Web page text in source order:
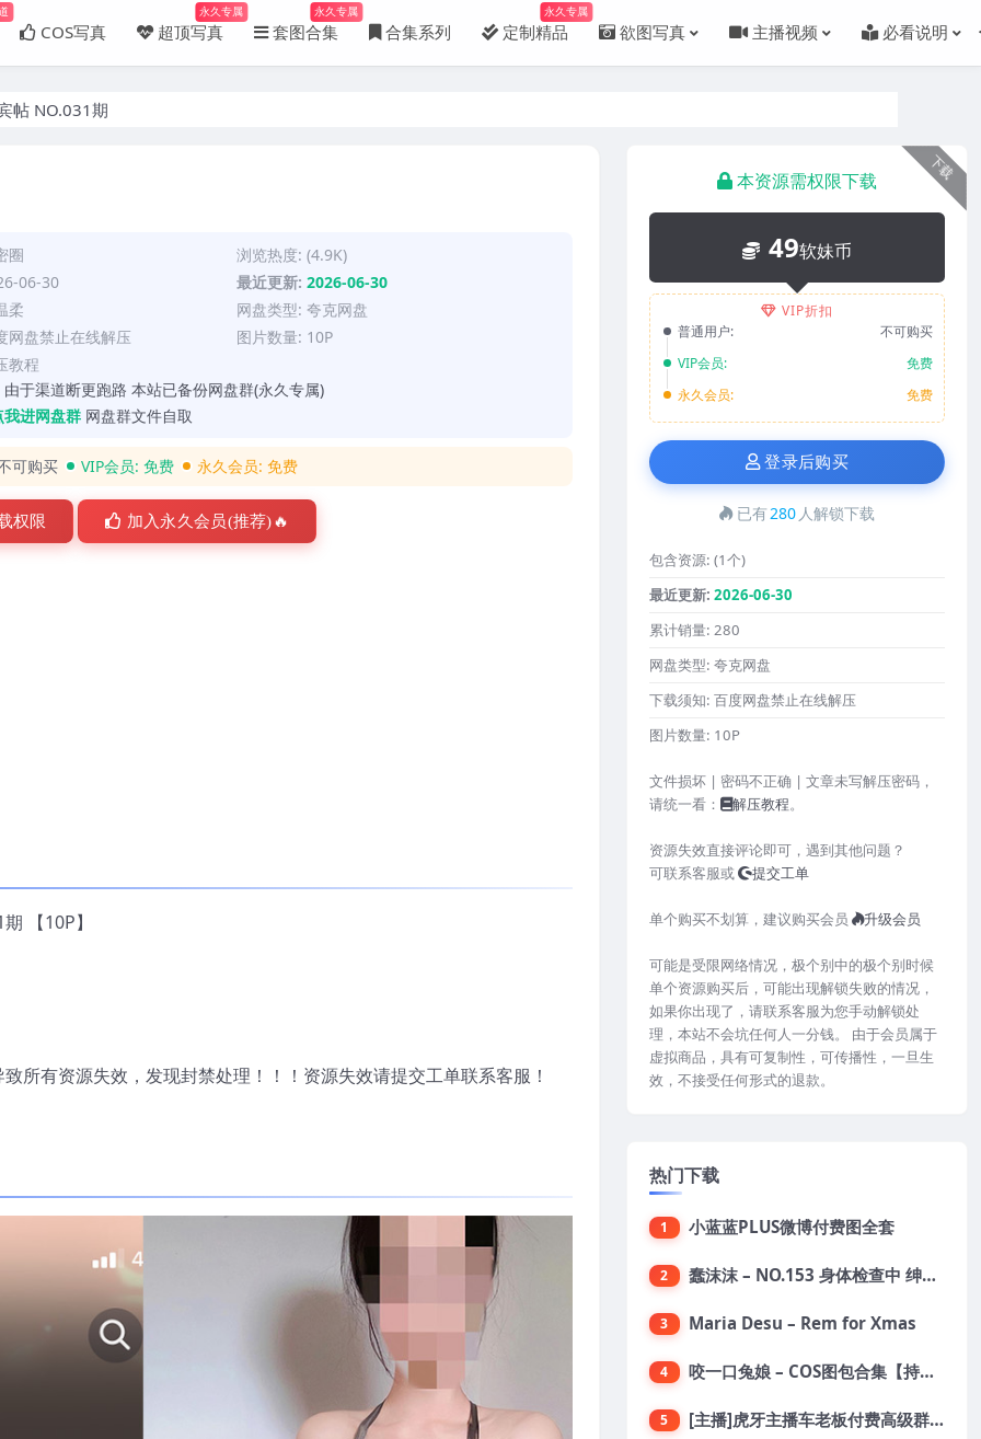
COS写真 超顶写真
永久专属
套图合集
永久专属
合集系列 定制精品
永久专属
欲图写真 主播视频 必看说明
帖 NO.031期
圈
浏览热度: (4.9K)
06-30
最近更新: 2026-06-30
柔
网盘类型: 夸克网盘
网盘禁止在线解压
图片数量: 10P
教程
于渠道断更跑路 本站已备份网盘群(永久专属)
我进网盘群 网盘群文件自取
可购买 VIP会员:免费 永久会员:免费
权限 加入永久会员(推荐)🔥
【10P】
所有资源失效，发现封禁处理！！！资源失效请提交工单联系客服！
下载
本资源需权限下载
49软妹币
VIP折扣
普通用户:
不可购买
VIP会员:
免费
永久会员:
免费
登录后购买
已有280 人解锁下载
包含资源: (1个)
最近更新: 2026-06-30
累计销量: 280
网盘类型: 夸克网盘
下载须知: 百度网盘禁止在线解压
图片数量: 10P
文件损坏 | 密码不正确 | 文章未写解压密码，
请统一看：
解压教程。
资源失效直接评论即可，遇到其他问题？
可联系客服或
提交工单
单个购买不划算，建议购买会员 升级会员
可能是受限网络情况，极个别中的极个别时候
单个资源购买后，可能出现解锁失败的情况，
如果你出现了，请联系客服为您手动解锁处
理，本站不会坑任何人一分钱。 由于会员属于
虚拟商品，具有可复制性，可传播性，一旦生
效，不接受任何形式的退款。
热门下载
1 小蓝蓝PLUS微博付费图全套
2 蠢沫沫 – NO.153 身体检查中 绅士版 [150P-1.4G]
3 Maria Desu – Rem for Xmas
4 咬一口兔娘 – COS图包合集【持续更新中】
5 [主播]虎牙主播车老板付费高级群真空内衣极限定制8分19